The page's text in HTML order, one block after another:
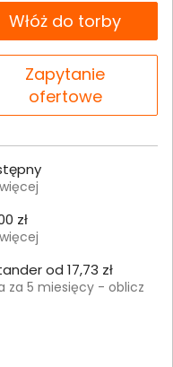
Włóż do torby
Zapytanie
ofertowe
zł
od 17,73 zł
za 5 miesięcy - oblicz